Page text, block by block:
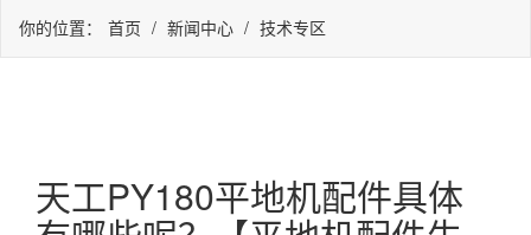
你的位置： 首页 / 新闻中心 / 技术专区
天工PY180平地机配件具体